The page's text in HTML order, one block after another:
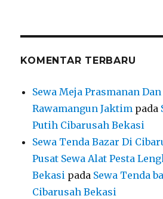
KOMENTAR TERBARU
Sewa Meja Prasmanan
Rawamangun Jaktim pada
Putih Cibarusah Bekasi
Sewa Tenda Bazar Di
Pusat Sewa Alat Pesta
Bekasi pada Sewa Tenda
Cibarusah Bekasi